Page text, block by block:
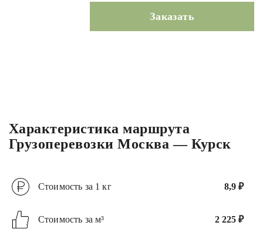
Заказать
Характеристика маршрута
Грузоперевозки Москва — Курск
Стоимость за 1 кг 8,9 ₽
Стоимость за м³ 2 225 ₽